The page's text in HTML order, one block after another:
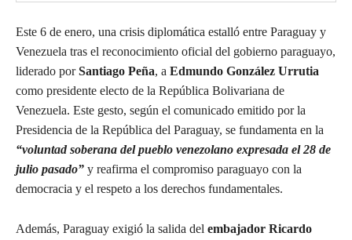
Este 6 de enero, una crisis diplomática estalló entre Paraguay y
Venezuela tras el reconocimiento oficial del gobierno paraguayo,
liderado porSantiago Peña, a Edmundo González Urrutia
como presidente electo de la República Bolivariana de
Venezuela. Este gesto, según el comunicado emitido por la
Presidencia de la República del Paraguay, se fundamenta en la
“voluntad soberana del pueblo venezolano expresada el 28 de
julio pasado” y reafirma el compromiso paraguayo con la
democracia y el respeto a los derechos fundamentales.
Además, Paraguay exigió la salida del embajador Ricardo